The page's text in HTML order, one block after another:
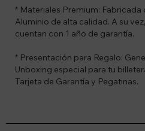
* Materiales Premium: Fabricada
Aluminio de alta calidad. A su
cuentan con 1 año de garantía.
* Presentación para Regalo:
Unboxing especial para tu
Tarjeta de Garantía y Pegatinas.